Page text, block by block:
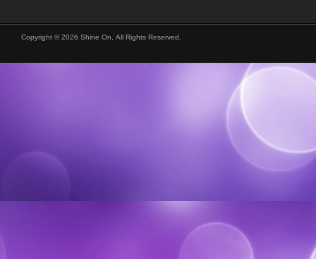
Copyright © 2026 Shine On, All Rights Reserved.